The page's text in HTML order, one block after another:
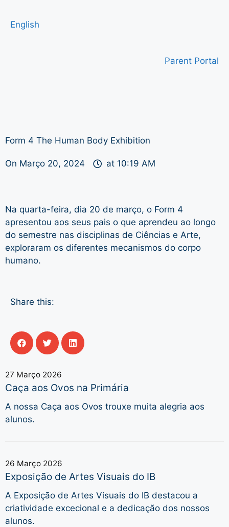
English
Parent Portal
Form 4 The Human Body Exhibition
On Março 20, 2024 at 10:19 AM
Na quarta-feira, dia 20 de março, o Form 4
apresentou aos seus pais o que aprendeu ao longo
do semestre nas disciplinas de Ciências e Arte,
exploraram os diferentes mecanismos do corpo
humano.
Share this:
27 Março 2026
Caça aos Ovos na Primária
A nossa Caça aos Ovos trouxe muita alegria aos
alunos.
26 Março 2026
Exposição de Artes Visuais do IB
A Exposição de Artes Visuais do IB destacou a
criatividade excecional e a dedicação dos nossos
alunos.